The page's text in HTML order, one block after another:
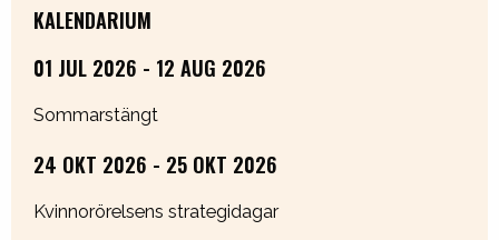
KALENDARIUM
01 JUL 2026 - 12 AUG 2026
Sommarstängt
24 OKT 2026 - 25 OKT 2026
Kvinnorörelsens strategidagar